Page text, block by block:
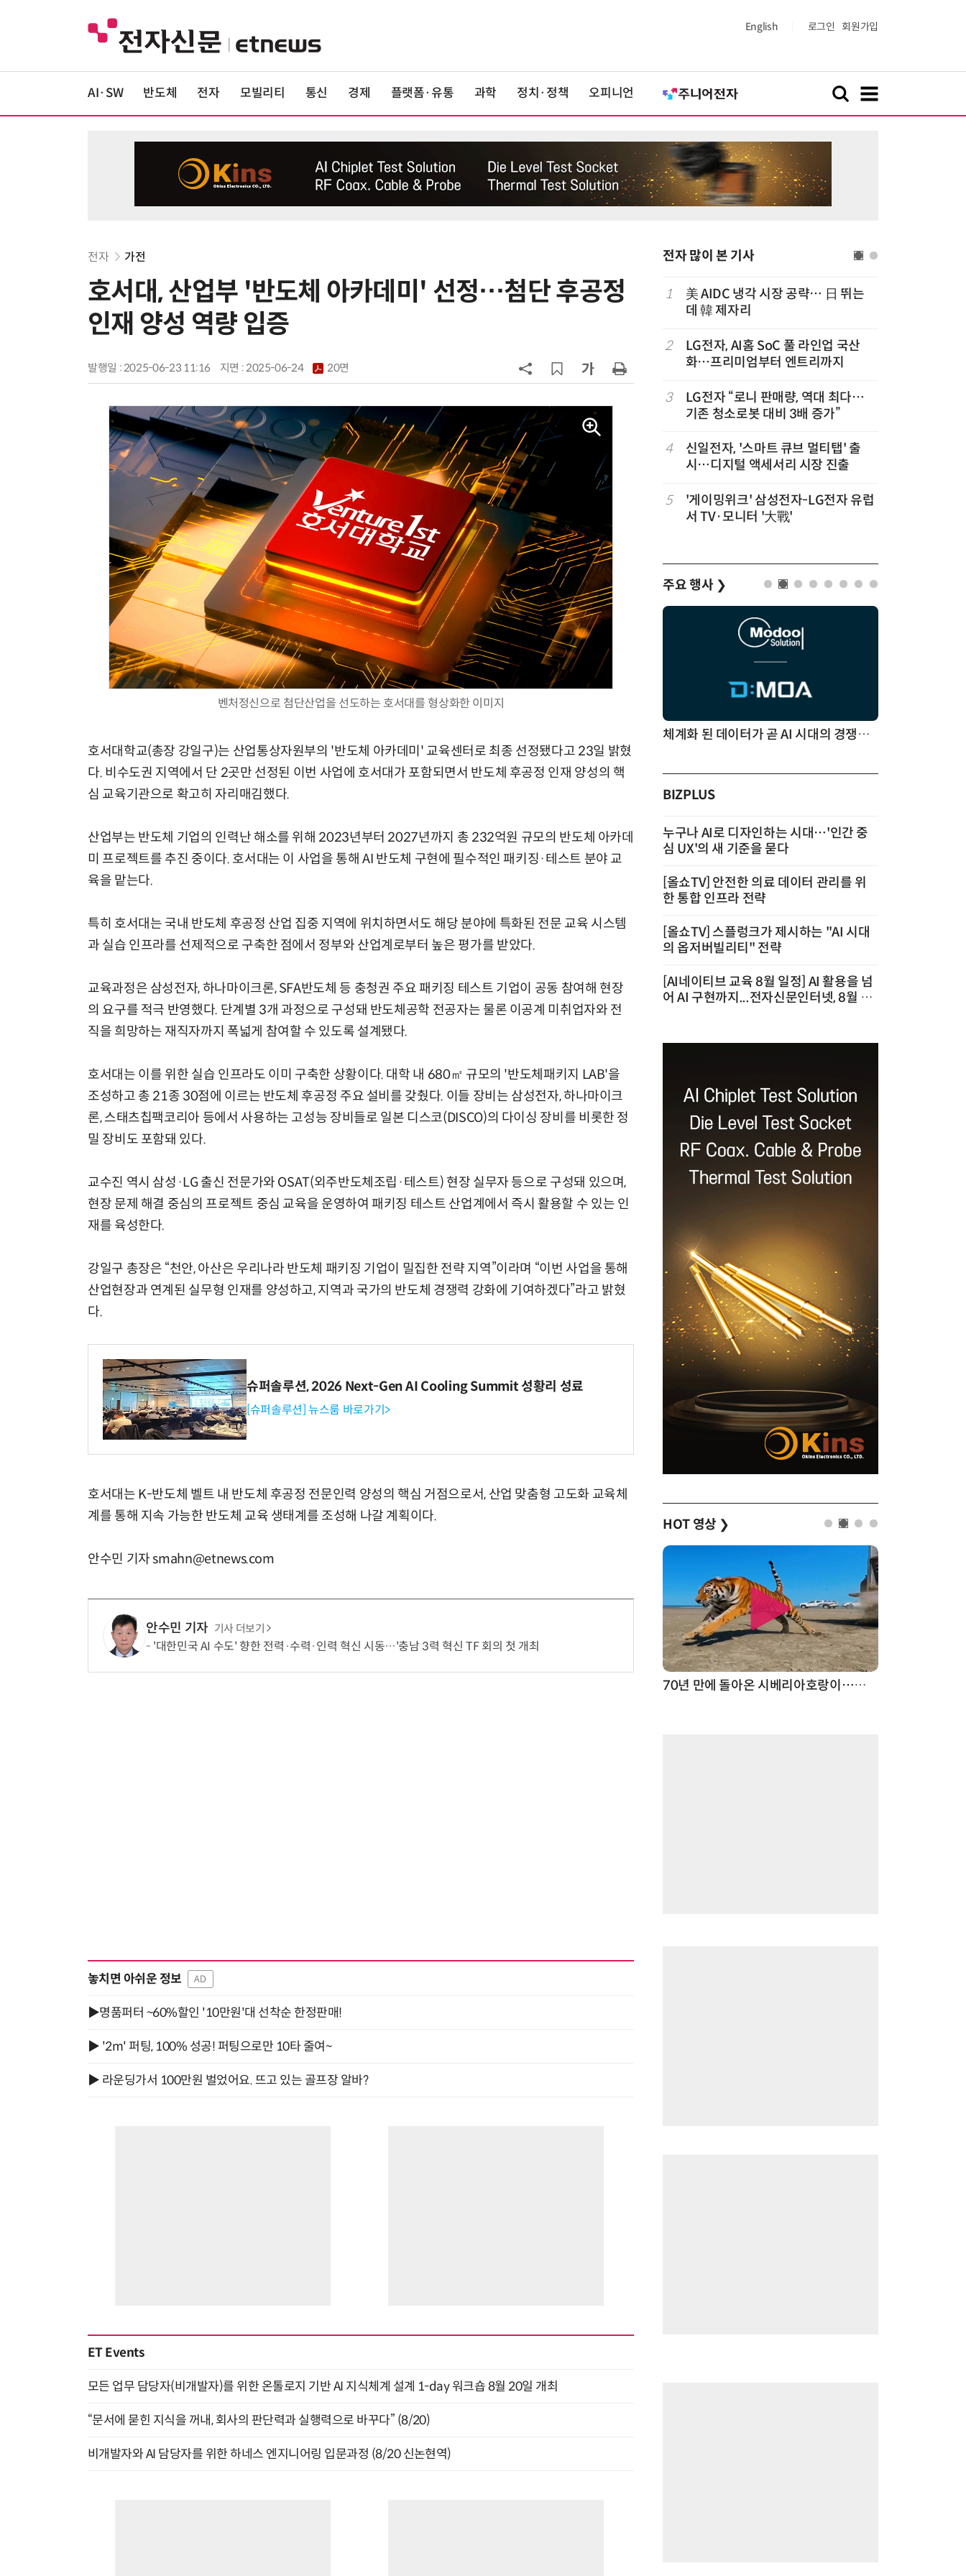
English 로그인 회원가입
AI·SW 반도체 전자 모빌리티 통신 경제 플랫폼·유통 과학 정치·정책 오피니언
전자 가전
호서대, 산업부 '반도체 아카데미' 선정…첨단 후공정
인재 양성 역량 입증
발행일 : 2025-06-23 11:16 지면 :2025-06-24 20면
벤처정신으로 첨단산업을 선도하는 호서대를 형상화한 이미지
호서대학교(총장 강일구)는 산업통상자원부의 '반도체 아카데미' 교육센터로 최종 선정됐다고 23일 밝혔
다. 비수도권 지역에서 단 2곳만 선정된 이번 사업에 호서대가 포함되면서 반도체 후공정 인재 양성의 핵
심 교육기관으로 확고히 자리매김했다.
산업부는 반도체 기업의 인력난 해소를 위해 2023년부터 2027년까지 총 232억원 규모의 반도체 아카데
미 프로젝트를 추진 중이다. 호서대는 이 사업을 통해 AI 반도체 구현에 필수적인 패키징·테스트 분야 교
육을 맡는다.
특히 호서대는 국내 반도체 후공정 산업 집중 지역에 위치하면서도 해당 분야에 특화된 전문 교육 시스템
과 실습 인프라를 선제적으로 구축한 점에서 정부와 산업계로부터 높은 평가를 받았다.
교육과정은 삼성전자, 하나마이크론, SFA반도체 등 충청권 주요 패키징 테스트 기업이 공동 참여해 현장
의 요구를 적극 반영했다. 단계별 3개 과정으로 구성돼 반도체공학 전공자는 물론 이공계 미취업자와 전
직을 희망하는 재직자까지 폭넓게 참여할 수 있도록 설계됐다.
호서대는 이를 위한 실습 인프라도 이미 구축한 상황이다. 대학 내 680㎡ 규모의 '반도체패키지 LAB'을
조성하고 총 21종 30점에 이르는 반도체 후공정 주요 설비를 갖췄다. 이들 장비는 삼성전자, 하나마이크
론, 스태츠칩팩코리아 등에서 사용하는 고성능 장비들로 일본 디스코(DISCO)의 다이싱 장비를 비롯한 정
밀 장비도 포함돼 있다.
교수진 역시 삼성·LG 출신 전문가와 OSAT(외주반도체조립·테스트) 현장 실무자 등으로 구성돼 있으며,
현장 문제 해결 중심의 프로젝트 중심 교육을 운영하여 패키징 테스트 산업계에서 즉시 활용할 수 있는 인
재를 육성한다.
강일구 총장은 “천안, 아산은 우리나라 반도체 패키징 기업이 밀집한 전략 지역”이라며 “이번 사업을 통해
산업현장과 연계된 실무형 인재를 양성하고, 지역과 국가의 반도체 경쟁력 강화에 기여하겠다”라고 밝혔
다.
슈퍼솔루션, 2026 Next-Gen AI Cooling Summit 성황리 성료
[슈퍼솔루션] 뉴스룸 바로가기>
호서대는 K-반도체 벨트 내 반도체 후공정 전문인력 양성의 핵심 거점으로서, 산업 맞춤형 고도화 교육체
계를 통해 지속 가능한 반도체 교육 생태계를 조성해 나갈 계획이다.
안수민 기자 smahn@etnews.com
안수민 기자 기사 더보기
'대한민국 AI 수도' 향한 전력·수력·인력 혁신 시동…'충남 3력 혁신 TF 회의 첫 개최
놓치면 아쉬운 정보 AD
▶명품퍼터 ~60%할인 '10만원'대 선착순 한정판매!
▶ '2m' 퍼팅, 100% 성공! 퍼팅으로만 10타 줄여~
▶ 라운딩가서 100만원 벌었어요. 뜨고 있는 골프장 알바?
ET Events
모든 업무 담당자(비개발자)를 위한 온톨로지 기반 AI 지식체계 설계 1-day 워크숍 8월 20일 개최
“문서에 묻힌 지식을 꺼내, 회사의 판단력과 실행력으로 바꾸다” (8/20)
비개발자와 AI 담당자를 위한 하네스 엔지니어링 입문과정 (8/20 신논현역)
전자 많이 본 기사
6
구광모 LG 회장, 내주 美 실리콘밸리
전자, 美 B2B 구독 시동
대기업과 협력사 AI 상생 시동
9
“상장폐지 막아라”…중소 가전 기업,
주가 부양 '총력전'
[사설] 美 AIDC 냉각 시장, 우리도 현
지 대응을
1
美 AIDC 냉각 시장 공략… 日 뛰는
데 韓 제자리
2
LG전자, AI홈 SoC 풀 라인업 국산
화…프리미엄부터 엔트리까지
3
LG전자 “로니 판매량, 역대 최다…
기존 청소로봇 대비 3배 증가”
4
신일전자, '스마트 큐브 멀티탭' 출
시…디지털 액세서리 시장 진출
5
'게이밍위크' 삼성전자-LG전자 유럽
서 TV·모니터 '大戰'
주요 행사 ❯
체계화 된 데이터가 곧 AI 시대의 경쟁력이다
BIZPLUS
누구나 AI로 디자인하는 시대…'인간 중
심 UX'의 새 기준을 묻다
[올쇼TV] 안전한 의료 데이터 관리를 위
한 통합 인프라 전략
[올쇼TV] 스플렁크가 제시하는 "AI 시대
의 옵저버빌리티" 전략
[AI네이티브 교육 8월 일정] AI 활용을 넘
어 AI 구현까지...전자신문인터넷, 8월 실
HOT 영상 ❯
70년 만에 돌아온 시베리아호랑이…카자흐스탄 야생에 풀렸다